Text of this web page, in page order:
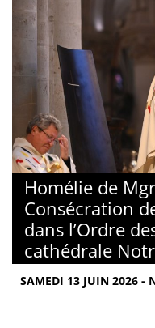
Homélie de
Consécration
dans l’Ordre
cathédrale
SAMEDI 13 JUIN 2026 -